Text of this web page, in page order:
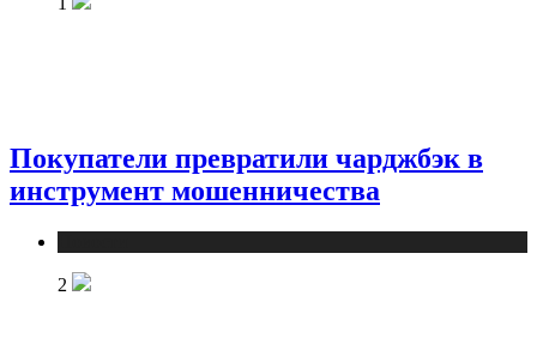
Покупатели превратили чарджбэк в
инструмент мошенничества
2